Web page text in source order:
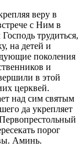
веру в
с Ним в
трудиться,
на детей и
поколения
и
в этой
церквей.
над сим святым
да укрепляет
порог
Аминь.